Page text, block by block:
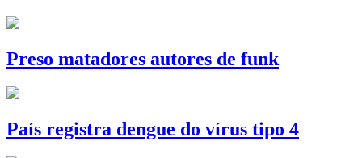
Preso matadores autores de funk
País registra dengue do vírus tipo 4